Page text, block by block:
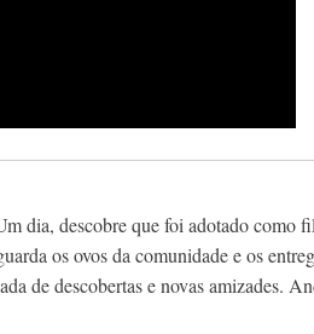
dia, descobre que foi adotado como
os ovos da comunidade e os
de descobertas e novas amizades.